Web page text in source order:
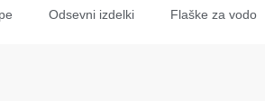
Odsevni izdelki Flaške za vodo